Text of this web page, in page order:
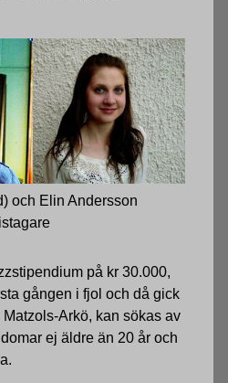
och Elin Andersson
på kr 30.000,
gången i fjol och då gick
Arkö, kan sökas av
ej äldre än 20 år och